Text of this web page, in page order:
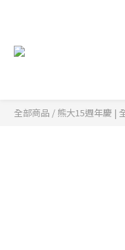
全部商品 / 熊大15週年慶 |